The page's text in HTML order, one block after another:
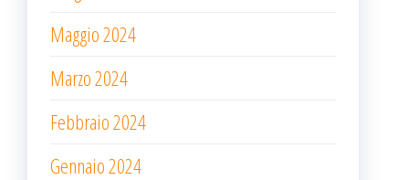
Maggio 2024
Marzo 2024
Febbraio 2024
Gennaio 2024